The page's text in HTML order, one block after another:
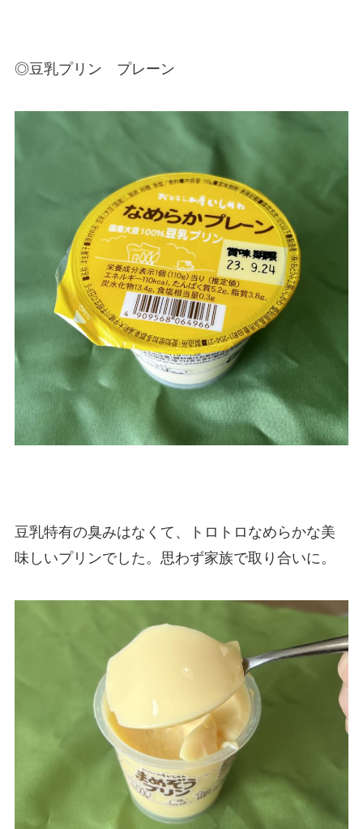
◎豆乳プリン プレーン
豆乳特有の臭みはなくて、トロトロなめらかな美
味しいプリンでした。思わず家族で取り合いに。